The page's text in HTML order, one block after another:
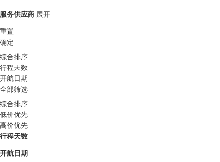
服务供应商 展开
重置
确定
综合排序
行程天数
开航日期
全部筛选
综合排序
低价优先
高价优先
行程天数
开航日期